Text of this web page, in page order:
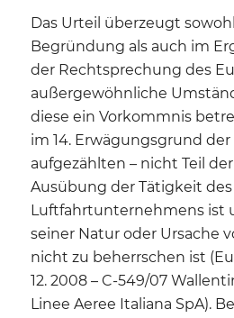
Das Urteil überzeugt
Begründung als auch im
der Rechtsprechung des
außergewöhnliche
diese ein Vorkommnis
im 14. Erwägungsgrund
aufgezählten – nicht Teil
Ausübung der Tätigkeit
Luftfahrtunternehmens ist
seiner Natur oder Ursache
nicht zu beherrschen ist
12. 2008 – C-549/07
Linee Aeree Italiana SpA).